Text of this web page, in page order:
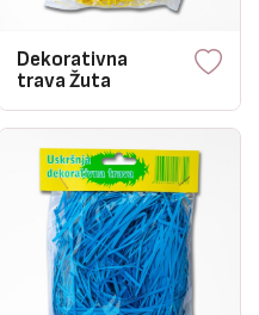
Dekorativna
trava Žuta